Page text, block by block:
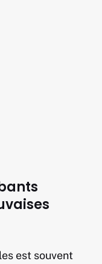
est souvent